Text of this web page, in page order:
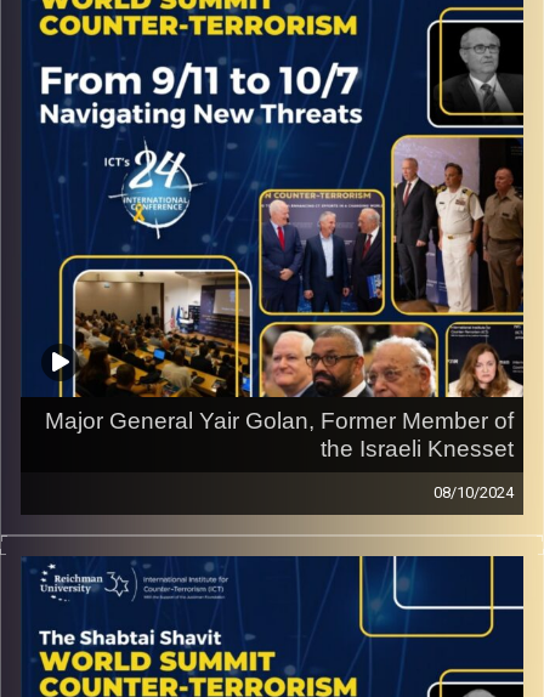
Major General Yair Golan, Former Member of
the Israeli Knesset
08/10/2024
Interview from the ICT World Summit on Counter
Terrorism with Major General Yair Golan, Former Member
of the Israeli Knesset
קרדיט תמונות:ICT